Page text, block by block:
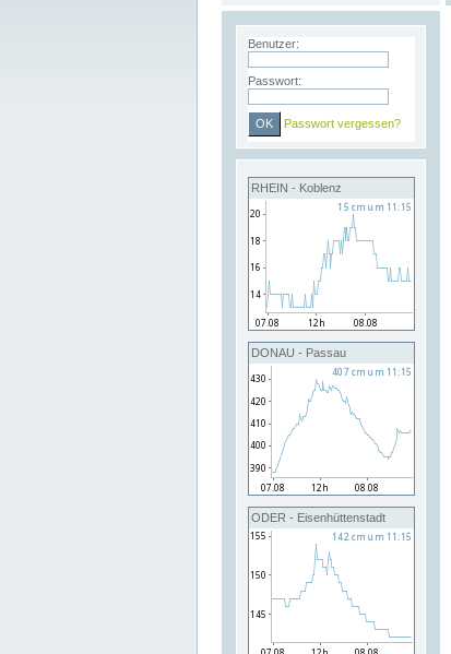
Benutzer:
Passwort:
Passwort vergessen?
RHEIN - Koblenz
DONAU - Passau
ODER - Eisenhüttenstadt